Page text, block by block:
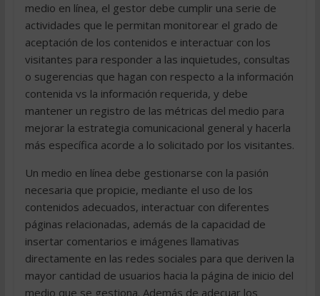
medio en línea, el gestor debe cumplir una serie de
actividades que le permitan monitorear el grado de
aceptación de los contenidos e interactuar con los
visitantes para responder a las inquietudes, consultas
o sugerencias que hagan con respecto a la información
contenida vs la información requerida, y debe
mantener un registro de las métricas del medio para
mejorar la estrategia comunicacional general y hacerla
más específica acorde a lo solicitado por los visitantes.
Un medio en línea debe gestionarse con la pasión
necesaria que propicie, mediante el uso de los
contenidos adecuados, interactuar con diferentes
páginas relacionadas, además de la capacidad de
insertar comentarios e imágenes llamativas
directamente en las redes sociales para que deriven la
mayor cantidad de usuarios hacia la página de inicio del
medio que se gestiona. Además de adecuar los